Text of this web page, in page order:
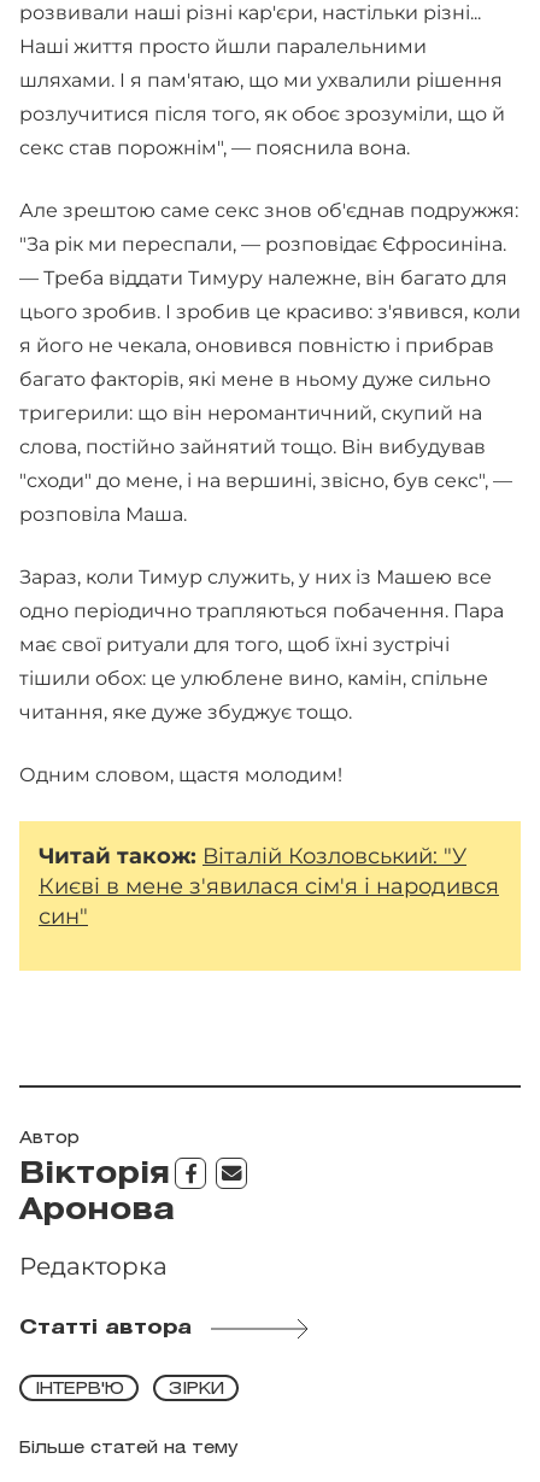
розвивали наші різні кар'єри, настільки різні...
Наші життя просто йшли паралельними
шляхами. І я пам'ятаю, що ми ухвалили рішення
розлучитися після того, як обоє зрозуміли, що й
секс став порожнім", — пояснила вона.
Але зрештою саме секс знов об'єднав подружжя:
"За рік ми переспали, — розповідає Єфросиніна.
— Треба віддати Тимуру належне, він багато для
цього зробив. І зробив це красиво: з'явився, коли
я його не чекала, оновився повністю і прибрав
багато факторів, які мене в ньому дуже сильно
тригерили: що він неромантичний, скупий на
слова, постійно зайнятий тощо. Він вибудував
"сходи" до мене, і на вершині, звісно, був секс", —
розповіла Маша.
Зараз, коли Тимур служить, у них із Машею все
одно періодично трапляються побачення. Пара
має свої ритуали для того, щоб їхні зустрічі
тішили обох: це улюблене вино, камін, спільне
читання, яке дуже збуджує тощо.
Одним словом, щастя молодим!
Читай також: Віталій Козловський: "У
Києві в мене з'явилася сім'я і народився
син"
Автор
Вікторія
Аронова
Редакторка
Статті автора
Більше статей на тему
ІНТЕРВ'Ю ЗІРКИ